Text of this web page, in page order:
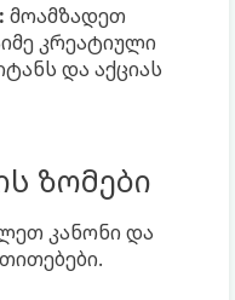
მოამზადეთ
კრეატიული
და აქციას
ზომები
კანონი და